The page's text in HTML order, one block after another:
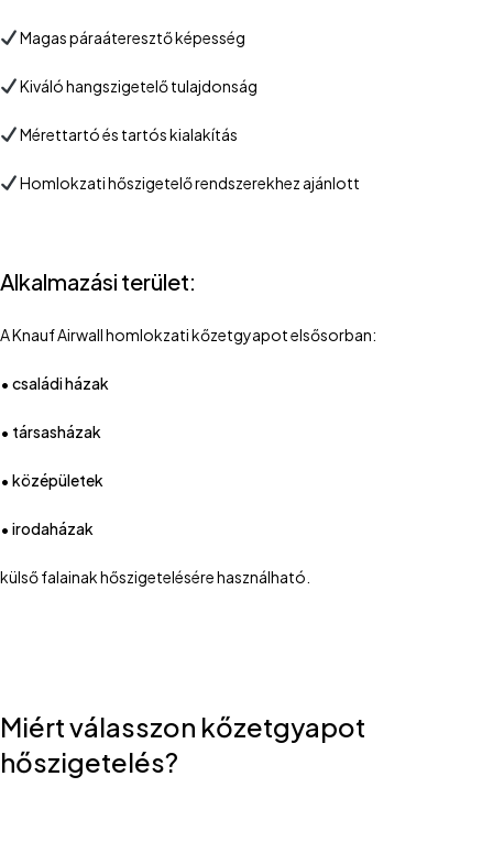
Magas páraáteresztő képesség
Kiváló hangszigetelő tulajdonság
Mérettartó és tartós kialakítás
Homlokzati hőszigetelő rendszerekhez ajánlott
Alkalmazási terület:
A Knauf Airwall homlokzati kőzetgyapot elsősorban:
• családi házak
• társasházak
• középületek
• irodaházak
külső falainak hőszigetelésére használható.
Miért válasszon kőzetgyapot
hőszigetelés?